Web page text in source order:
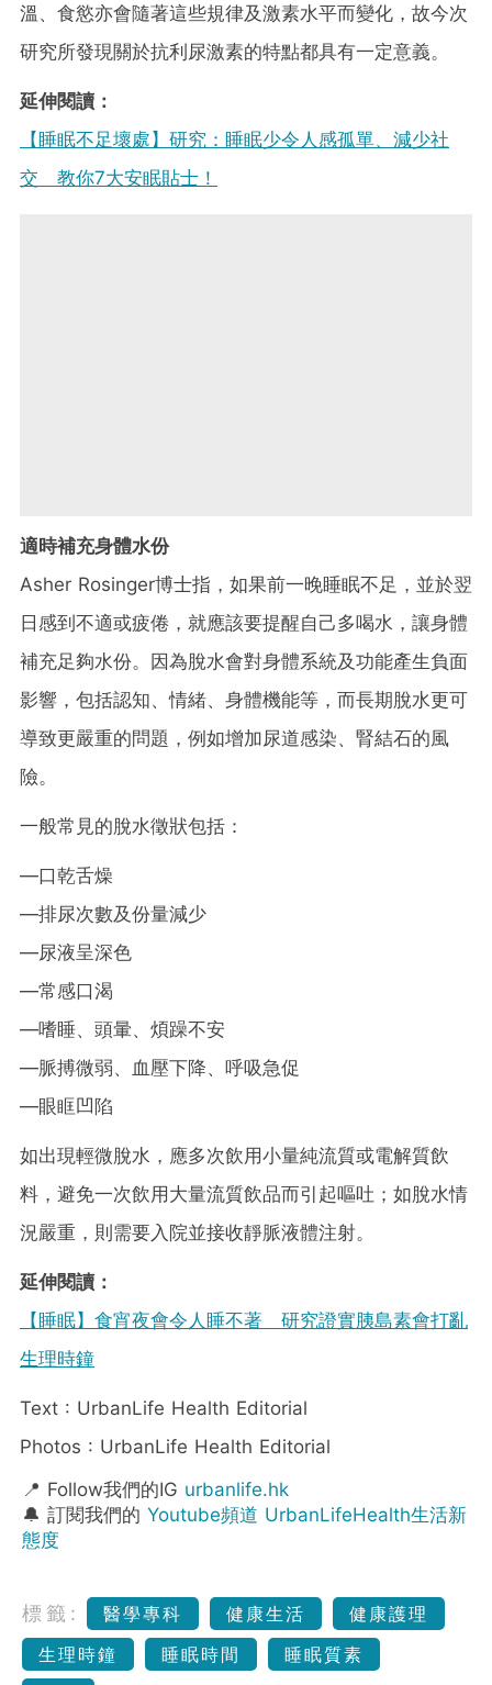
溫、食慾亦會隨著這些規律及激素水平而變化，故今次
研究所發現關於抗利尿激素的特點都具有一定意義。
延伸閱讀：
【睡眠不足壞處】研究：睡眠少令人感孤單、減少社
交 教你7大安眠貼士！
適時補充身體水份
Asher Rosinger博士指，如果前一晚睡眠不足，並於翌
日感到不適或疲倦，就應該要提醒自己多喝水，讓身體
補充足夠水份。因為脫水會對身體系統及功能產生負面
影響，包括認知、情緒、身體機能等，而長期脫水更可
導致更嚴重的問題，例如增加尿道感染、腎結石的風
險。
一般常見的脫水徵狀包括：
—口乾舌燥
—排尿次數及份量減少
—尿液呈深色
—常感口渴
—嗜睡、頭暈、煩躁不安
—脈搏微弱、血壓下降、呼吸急促
—眼眶凹陷
如出現輕微脫水，應多次飲用小量純流質或電解質飲
料，避免一次飲用大量流質飲品而引起嘔吐；如脫水情
況嚴重，則需要入院並接收靜脈液體注射。
延伸閱讀：
【睡眠】食宵夜會令人睡不著 研究證實胰島素會打亂
生理時鐘
Text : UrbanLife Health Editorial
Photos : UrbanLife Health Editorial
📍 Follow我們的IG urbanlife.hk
🔔 訂閱我們的 Youtube頻道 UrbanLifeHealth生活新
態度
標籤: 醫學專科 健康生活
健康護理
生理時鐘
睡眠時間
睡眠質素